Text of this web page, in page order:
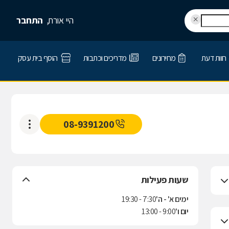
היי אורח, התחבר
חוות דעת מחירונים מדריכים וכתבות הוסף בית עסק
08-9391200
שעות פעילות
ימים א' - ה'7:30 - 19:30
יום ו'9:00 - 13:00